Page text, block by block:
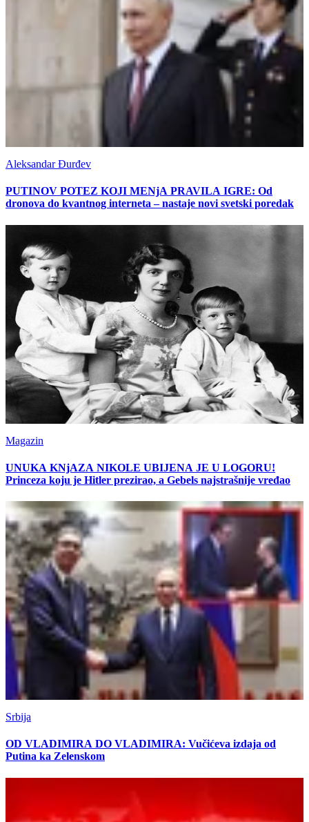
Aleksandar Đurđev
PUTINOV POTEZ KOJI MENjA PRAVILA IGRE: Od
dronova do kvantnog interneta – nastaje novi svetski poredak
Magazin
UNUKA KNjAZA NIKOLE UBIJENA JE U LOGORU!
Princeza koju je Hitler prezirao, a Gebels najstrašnije vređao
Srbija
OD VLADIMIRA DO VLADIMIRA: Vučićeva izdaja od
Putina ka Zelenskom